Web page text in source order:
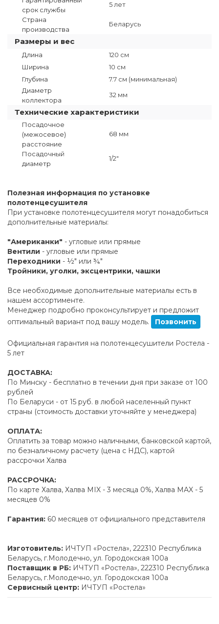
срок службы
5 лет
Страна
производства
Беларусь
Размеры и вес
Длина
120 см
Ширина
10 см
Глубина
7.7 см (минимальная)
Диаметр
коллектора
32 мм
Технические характеристики
Посадочное
(межосевое)
расстояние
68 мм
Посадочный
диаметр
1/2"
Полезная информация по установке
полотенцесушителя
При установке полотенцесушителя могут понадобиться
дополнительные материалы:
"Американки" - угловые или прямые
Вентили - угловые или прямые
Переходники - ½" или ¾"
Тройники, уголки, эксцентрики, чашки
Все необходимые дополнительные материалы есть в
нашем ассортименте.
Менеджер подробно проконсультирует и предложит
оптимальный вариант под вашу модель.
Позвонить
Официальная гарантия на полотенцесушители Ростела -
5 лет
ДОСТАВКА:
По Минску - бесплатно в течении дня при заказе от 100
рублей
По Беларуси - от 15 руб. в любой населенный пункт
страны (стоимость доставки уточняйте у менеджера)
ОПЛАТА:
Оплатить за товар можно наличными, банковской картой,
по безналичному расчету (цена с НДС), картой
рассрочки Халва
РАССРОЧКА:
По карте Халва, Халва MIX - 3 месяца 0%, Халва MAX - 5
месяцев 0%
Гарантия: 60 месяцев от официального представителя
Изготовитель: ИЧТУП «Ростела», 222310 Республика
Беларусь, г.Молодечно, ул. Городокская 100а
Поставщик в РБ: ИЧТУП «Ростела», 222310 Республика
Беларусь, г.Молодечно, ул. Городокская 100а
Сервисный центр: ИЧТУП «Ростела»